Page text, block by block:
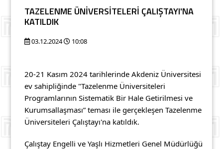
TAZELENME ÜNİVERSİTELERİ ÇALIŞTAYI'NA
KATILDIK
03.12.2024 10:08
20-21 Kasım 2024 tarihlerinde Akdeniz Üniversitesi
ev sahipliğinde "Tazelenme Üniversiteleri
Programlarının Sistematik Bir Hale Getirilmesi ve
Kurumsallaşması” teması ile gerçekleşen Tazelenme
Üniversiteleri Çalıştayı'na katıldık.
Çalıştay Engelli ve Yaşlı Hizmetleri Genel Müdürlüğü